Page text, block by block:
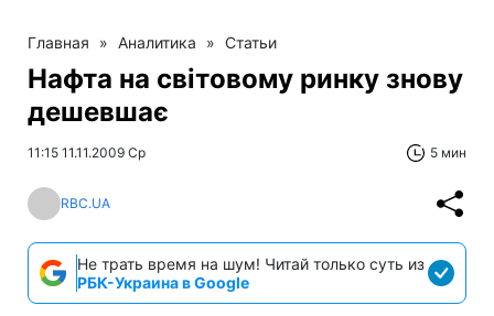
Главная » Аналитика » Статьи
Нафта на світовому ринку знову
дешевшає
11:15 11.11.2009 Ср 5 мин
RBC.UA
Не трать время на шум! Читай только суть из
РБК-Украина в Google